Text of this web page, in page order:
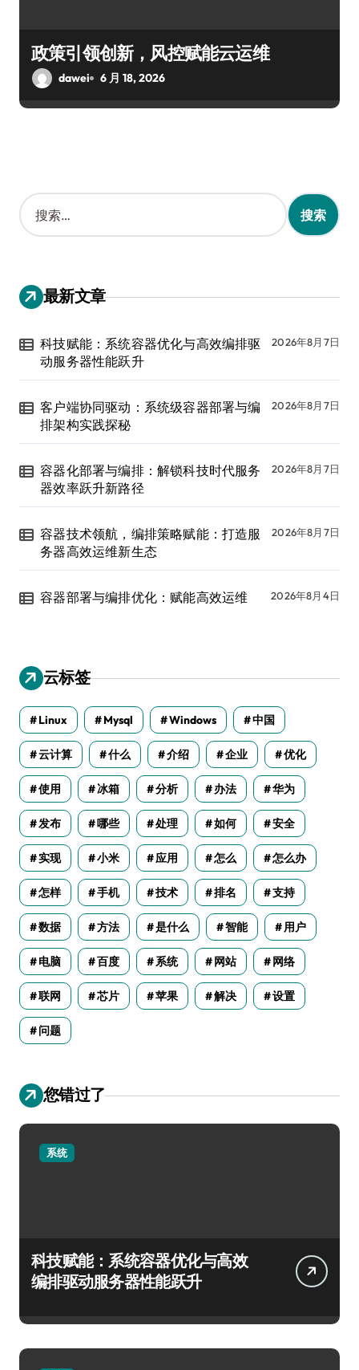
政策引领创新，风控赋能云运维
dawei 6 月 18, 2026
搜
索
：
最新文章
科技赋能：系统容器优化与高效编排驱
动服务器性能跃升
2026年8月7日
客户端协同驱动：系统级容器部署与编
排架构实践探秘
2026年8月7日
容器化部署与编排：解锁科技时代服务
器效率跃升新路径
2026年8月7日
容器技术领航，编排策略赋能：打造服
务器高效运维新生态
2026年8月7日
容器部署与编排优化：赋能高效运维 2026年8月4日
云标签
Linux Mysql Windows 中国
云计算 什么 介绍 企业 优化
使用 冰箱 分析 办法 华为
发布 哪些 处理 如何 安全
实现 小米 应用 怎么 怎么办
怎样 手机 技术 排名 支持
数据 方法 是什么 智能 用户
电脑 百度 系统 网站 网络
联网 芯片 苹果 解决 设置
问题
您错过了
系统
科技赋能：系统容器优化与高效
编排驱动服务器性能跃升